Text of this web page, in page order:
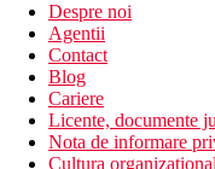
Despre noi
Agentii
Contact
Blog
Cariere
Licente, documente
Nota de informare
Cultura